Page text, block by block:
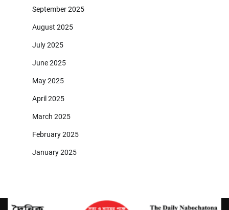
September 2025
August 2025
July 2025
June 2025
May 2025
April 2025
March 2025
February 2025
January 2025